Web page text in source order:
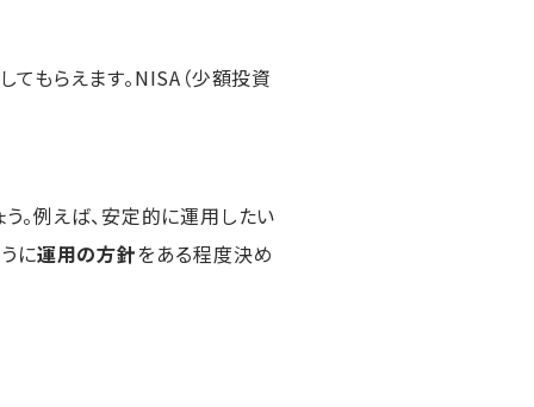
てもらえます。NISA（少額投資
。例えば、安定的に運用したい
に運用の方針をある程度決め